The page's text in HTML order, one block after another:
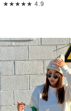
★★★★★ 4.9